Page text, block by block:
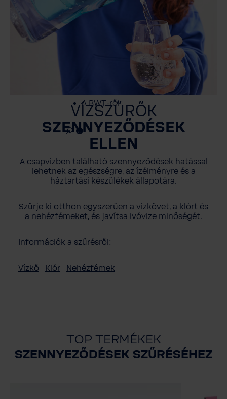
Szerviz
DOKUMENTÁCIÓ
A BWT-ről
VÍZSZŰRŐK
SZENNYEZŐDÉSEK
ELLEN
A csapvízben található szennyeződések hatással
lehetnek az egészségre, az ízélményre és a
háztartási készülékek állapotára.
Szűrje ki otthon egyszerűen a vízkövet, a klórt és
a nehézfémeket, és javítsa ivóvize minőségét.
Információk a szűrésről:
Víz­kő Klór Nehézfémek
TOP TERMÉKEK
SZENNYEZŐDÉSEK SZŰRÉSÉHEZ